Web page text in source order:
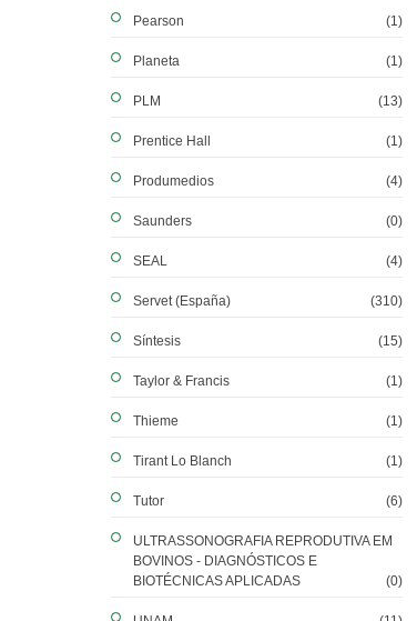
Pearson (1)
Planeta (1)
PLM (13)
Prentice Hall (1)
Produmedios (4)
Saunders (0)
SEAL (4)
Servet (España) (310)
Síntesis (15)
Taylor & Francis (1)
Thieme (1)
Tirant Lo Blanch (1)
Tutor (6)
ULTRASSONOGRAFIA REPRODUTIVA EM
BOVINOS - DIAGNÓSTICOS E
BIOTÉCNICAS APLICADAS
(0)